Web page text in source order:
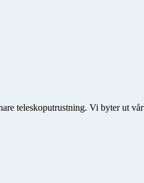
teleskoputrustning. Vi byter ut